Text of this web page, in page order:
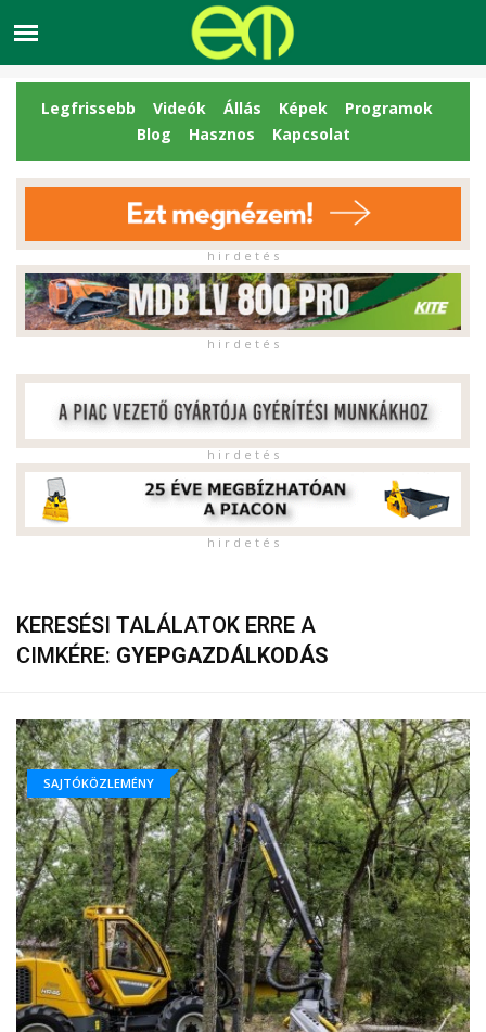
Legfrissebb Videók Állás Képek
Programok
Blog
Hasznos Kapcsolat
h i r d e t é s
h i r d e t é s
h i r d e t é s
h i r d e t é s
KERESÉSI TALÁLATOK ERRE A
CIMKÉRE: GYEPGAZDÁLKODÁS
SAJTÓKÖZLEMÉNY